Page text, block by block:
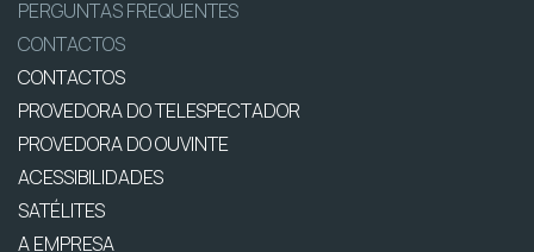
PERGUNTAS FREQUENTES
CONTACTOS
CONTACTOS
PROVEDORA DO TELESPECTADOR
PROVEDORA DO OUVINTE
ACESSIBILIDADES
SATÉLITES
A EMPRESA